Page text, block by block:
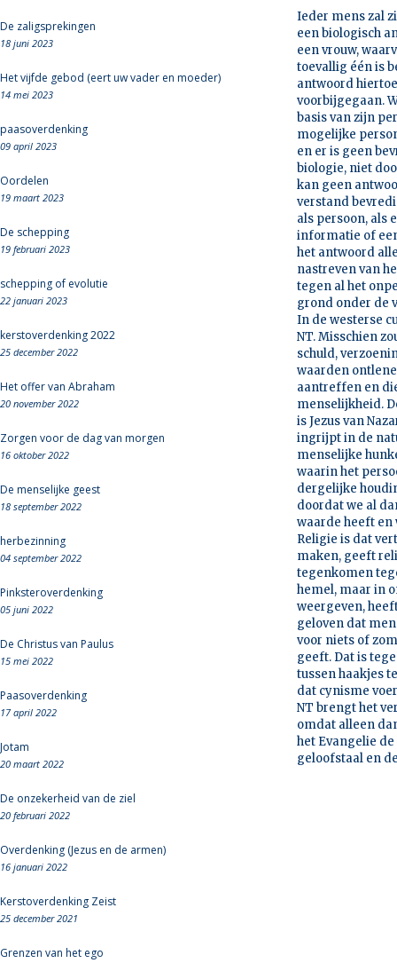
De zaligsprekingen
18 juni 2023
Het vijfde gebod (eert uw vader en moeder)
14 mei 2023
paasoverdenking
09 april 2023
Oordelen
19 maart 2023
De schepping
19 februari 2023
schepping of evolutie
22 januari 2023
kerstoverdenking 2022
25 december 2022
Het offer van Abraham
20 november 2022
Zorgen voor de dag van morgen
16 oktober 2022
De menselijke geest
18 september 2022
herbezinning
04 september 2022
Pinksteroverdenking
05 juni 2022
De Christus van Paulus
15 mei 2022
Paasoverdenking
17 april 2022
Jotam
20 maart 2022
De onzekerheid van de ziel
20 februari 2022
Overdenking (Jezus en de armen)
16 januari 2022
Kerstoverdenking Zeist
25 december 2021
Grenzen van het ego
Ieder mens zal
een biologisch
een vrouw,
toevallig één is
antwoord
voorbijgegaan.
basis van zijn
mogelijke
en er is geen
biologie, niet
kan geen
verstand
als persoon, als
informatie of
het antwoord
nastreven van
tegen al het
grond onder de
In de westerse
NT. Misschien
schuld,
waarden
aantreffen en
menselijkheid.
is Jezus van
ingrijpt in de
menselijke
waarin het
dergelijke
doordat we al
waarde heeft en
Religie is dat
maken, geeft
tegenkomen
hemel, maar in
weergeven,
geloven dat
voor niets of
geeft. Dat is
tussen haakjes
dat cynisme
NT brengt het
omdat alleen
het Evangelie
geloofstaal en